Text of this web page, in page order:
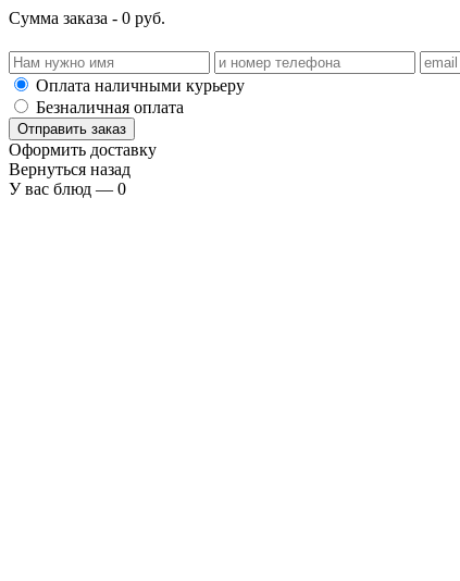
Сумма заказа - 0 руб.
Оплата наличными курьеру
Безналичная оплата
Отправить заказ
Оформить доставку
Вернуться назад
У вас блюд — 0